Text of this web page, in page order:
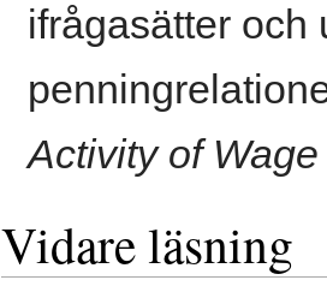
ifrågasätter och
Activity of
Vidare läsning